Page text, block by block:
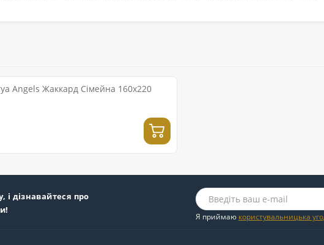
Angels Жаккард Сімейна 160x220
і дізнавайтеся про
Я приймаю користувальницька